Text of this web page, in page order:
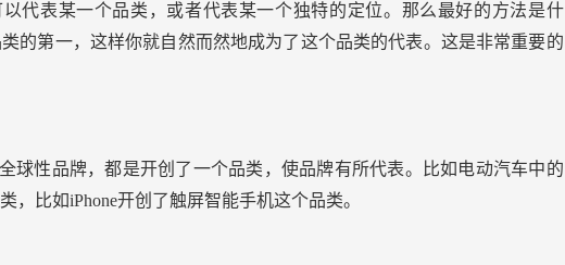
代表某一个品类，或者代表某一个独特的定位。那么最好的方法是什
的第一，这样你就自然而然地成为了这个品类的代表。这是非常重要的
球性品牌，都是开创了一个品类，使品牌有所代表。比如电动汽车中的
，比如iPhone开创了触屏智能手机这个品类。